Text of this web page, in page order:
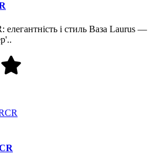
елегантність і стиль Ваза Laurus —